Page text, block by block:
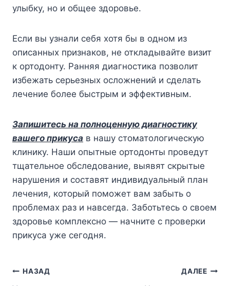
улыбку, но и общее здоровье.
Если вы узнали себя хотя бы в одном из
описанных признаков, не откладывайте визит
к ортодонту. Ранняя диагностика позволит
избежать серьезных осложнений и сделать
лечение более быстрым и эффективным.
Запишитесь на полноценную диагностику
вашего прикуса в нашу стоматологическую
клинику. Наши опытные ортодонты проведут
тщательное обследование, выявят скрытые
нарушения и составят индивидуальный план
лечения, который поможет вам забыть о
проблемах раз и навсегда. Заботьтесь о своем
здоровье комплексно — начните с проверки
прикуса уже сегодня.
НАЗАД ДАЛЕЕ